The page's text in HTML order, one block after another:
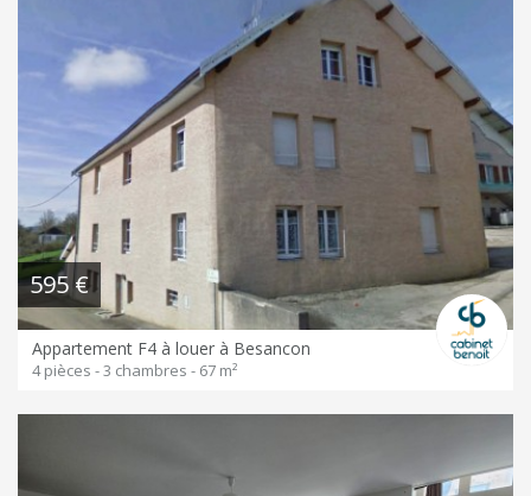
595 €
Appartement F4 à louer à Besancon
4 pièces - 3 chambres - 67 m²